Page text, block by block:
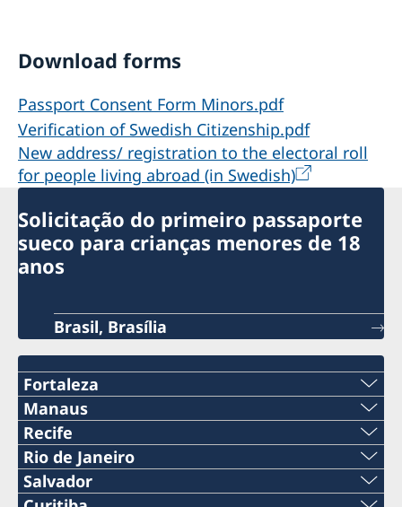
Download forms
Passport Consent Form Minors.pdf
Verification of Swedish Citizenship.pdf
New address/ registration to the electoral roll
for people living abroad (in Swedish)
Solicitação do primeiro passaporte
sueco para crianças menores de 18
anos
Brasil, Brasília
Fortaleza
Tel:
+55 85 98551 1215
E-mail:
Manaus
Telefone:
+55 (92) 3643 2005
Recife
Telefone:
+55 (81) 3423 8805
Rio de Janeiro
Telefone:
Salvador